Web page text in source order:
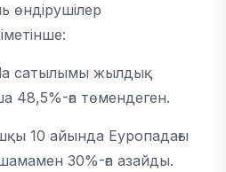
өндірушілер
сатылымы жылдық
48,5%-ға төмендеген.
10 айында Еуропадағы
30%-ға азайды.